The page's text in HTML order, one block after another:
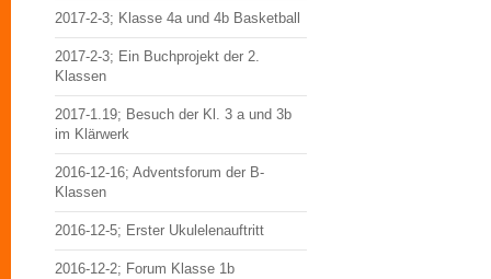
2017-2-3; Klasse 4a und 4b Basketball
2017-2-3; Ein Buchprojekt der 2.
Klassen
2017-1.19; Besuch der Kl. 3 a und 3b
im Klärwerk
2016-12-16; Adventsforum der B-
Klassen
2016-12-5; Erster Ukulelenauftritt
2016-12-2; Forum Klasse 1b